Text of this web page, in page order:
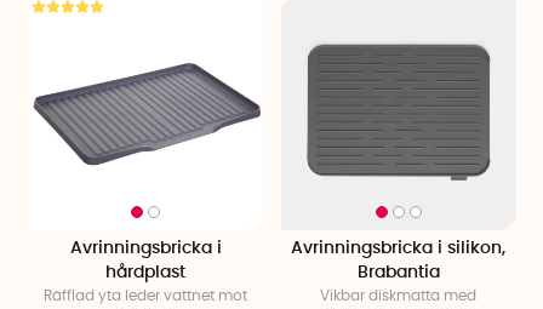
Avrinningsbricka i
hårdplast
Räfflad yta leder vattnet mot
Avrinningsbricka i silikon,
Brabantia
Vikbar diskmatta med